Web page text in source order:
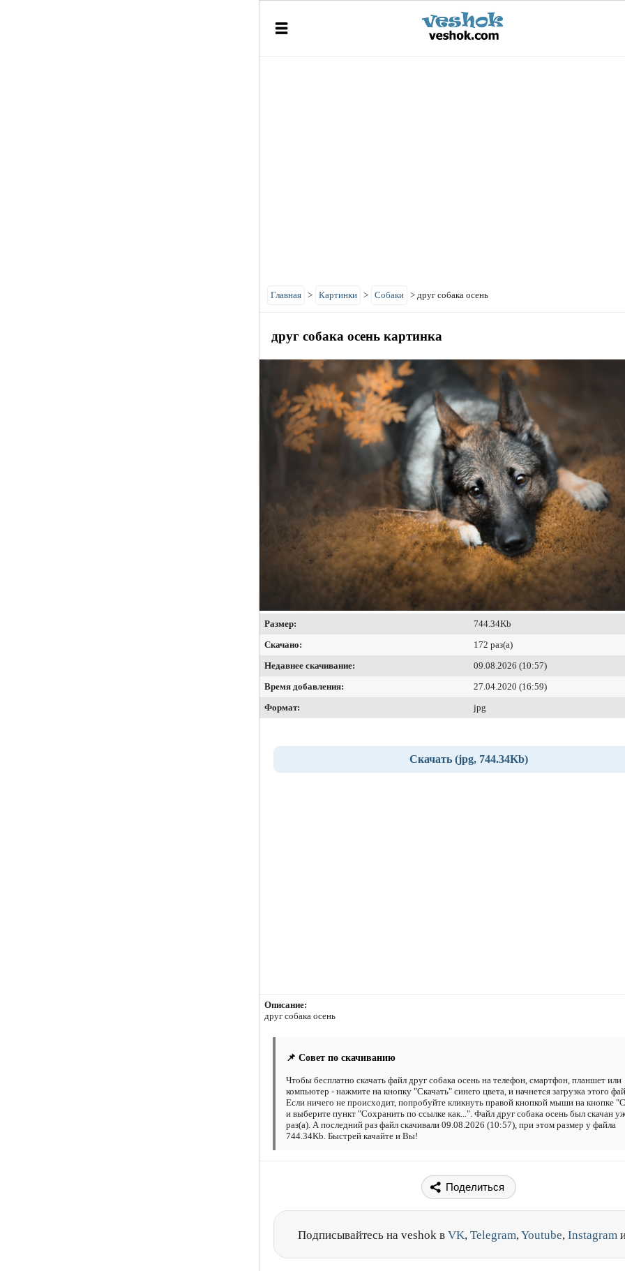
Главная > Картинки > Собаки > друг собака осень
друг собака осень картинка
Размер:
744.34Kb
Скачано:
172 раз(а)
Недавнее скачивание:
09.08.2026 (10:57)
Время добавления:
27.04.2020 (16:59)
Формат:
jpg
Скачать (jpg, 744.34Kb)
Описание:
друг собака осень
📌 Совет по скачиванию
Чтобы бесплатно скачать файл друг собака осень на телефон, смартфон, планшет или
компьютер - нажмите на кнопку "Скачать" синего цвета, и начнется загрузка этого
Если ничего не происходит, попробуйте кликнуть правой кнопкой мыши на кнопке
и выберите пункт "Сохранить по ссылке как...". Файл друг собака осень был скачан
раз(а). А последний раз файл скачивали 09.08.2026 (10:57), при этом размер у файла
744.34Kb. Быстрей качайте и Вы!
Поделиться
Подписывайтесь на veshok в VK, Telegram,Youtube, Instagram